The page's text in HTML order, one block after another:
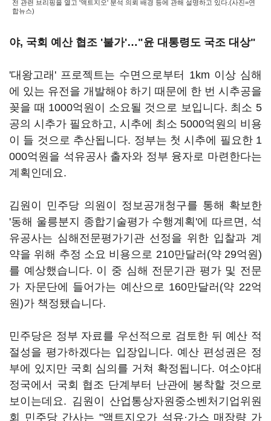
전 관련 브리핑을 열고 '액트지오' 분석 의뢰 배경 등에 관해 설명하고 있다.(사진=연
합뉴스)
야, 국회 예산 협조 '불가'…"윤 대통령도 국조 대상"
'대왕고래' 프로젝트는 수면으로부터 1km 이상 심해
에 있는 유전을 개발해야 하기 때문에 한 번 시추공을
꽂을 때 1000억원이 소요될 것으로 보입니다. 최소 5
공의 시추가 필요하고, 시추에 최소 5000억원의 비용
이 들 것으로 추산됩니다. 정부는 첫 시추에 필요한 1
000억원을 석유공사 출자와 정부 융자로 마련한다는
계획인데요.
김원이 민주당 의원이 정보공개청구를 통해 확보한
'동해 울릉분지 종합기술평가 수행계획'에 따르면, 석
유공사는 심해전문평가기관 선정을 위한 입찰과 계
약을 위해 추정 소요 비용으로 210만달러(약 29억원)
를 예상했습니다. 이 중 심해 전문기관 평가 및 전문
가 자문단에 들어가는 예산으로 160만달러(약 22억
원)가 책정됐습니다.
민주당은 정부 자료를 우선적으로 검토한 뒤 예산 적
절성을 평가하겠다는 입장입니다. 예산 편성권은 정
부에 있지만 국회 심의를 거쳐 확정됩니다. 여소야대
정국에서 국회 협조 단계부터 난관에 봉착할 것으로
보이는데요. 김원이 산업통상자원중소벤처기업위원
회 민주당 간사는 "액트지오가 석유·가스 매장량 가